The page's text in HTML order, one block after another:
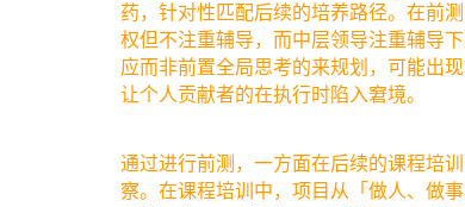
药，针对性匹配后续的培养路径。在前
权但不注重辅导，而中层领导注重辅导
应而非前置全局思考的来规划，可能出
让个人贡献者的在执行时陷入窘境。
通过进行前测，一方面在后续的课程培
察。在课程培训中，项目从「做人、做